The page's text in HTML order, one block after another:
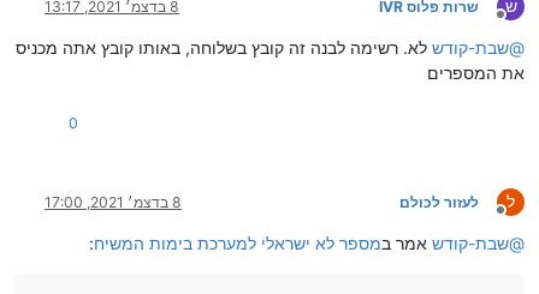
ש
מנותק
שרות פלוס IVR 8 בדצמ׳ 2021, 13:17
@שבת-קודש לא. רשימה לבנה זה קובץ בשלוחה, באותו קובץ אתה מכניס
את המספרים
0
ל
מנותק
לעזור לכולם 8 בדצמ׳ 2021, 17:00
@שבת-קודש אמר במספר לא ישראלי למערכת בימות המשיח: